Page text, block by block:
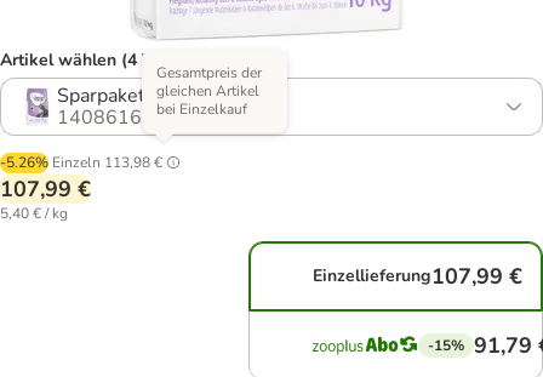
Artikel wählen (4 Varianten)
Sparpaket 2 x 10 kg
1408616.3
-5.26% Einzeln 113,98 €
Gesamtpreis der
gleichen Artikel
bei Einzelkauf
107,99 €
5,40 € / kg
Einzellieferung107,99 €
-15% 91,79